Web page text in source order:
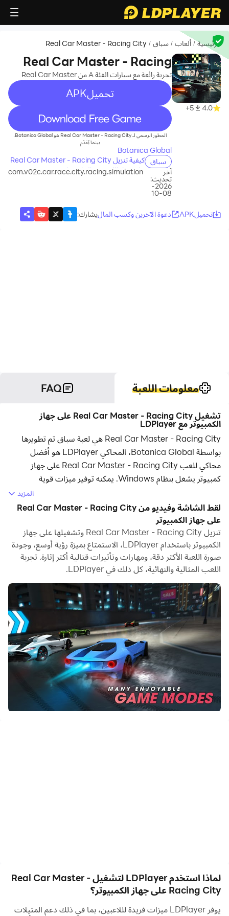
الرئيسية / ألعاب / سباق /
Real Car Master - Racing City
4.0
5+
Real Car Master - Racing
City
تجربة رائعة مع سيارات الفئة A من Real Car Master
تحميلAPK
recommend
المطور الرسمي لـ Real Car Master - Racing City هو Botanica Global،
بينما يُقدّم
Botanica Global
سباق
كيفية تنزيل Real Car Master - Racing City
على جهاز الكمبيوتر الخاص بك
آخر
تحديث:
2026-
08-10
com.v02c.car.race.city.racing.simulation
تحميلAPK دعوة الآخرين وكسب الماليشارك:
معلومات اللعبة FAQ
تشغيل Real Car Master - Racing City على جهاز
الكمبيوتر مع LDPlayer
Real Car Master - Racing City هي لعبة سباق تم تطويرها
بواسطة Botanica Global، المحاكي LDPlayer هو أفضل
محاكي للعب Real Car Master - Racing City على جهاز
كمبيوتر يشغل بنظام Windows. يمكنه توفير ميزات قوية
لمساعدتك في الحصول على تجربة ألعاب غامرة في لعبة Real Car
Master - Racing City.
الكمبيوتر الخاص بك، إذا كنت تريد استخدام لوحة الألعاب الخاصة
بك للتحكم في اللعبة، فإن اكتشاف لوحة الألعاب الذي يتم تنشيطه
تلقائيًا بواسطة LDPlayer يمكن أن يساعدك على تخصيص التحكم
ببضع نقرات بسيطة والاستمتاع بمشاهد السباق والتحديات الأكثر
غامرة وحقيقية.
بدعم من معدلات الإطارات العالية، ستصبح تصميمات المسارات
المتنوعة للعبة والتضاريس الغنية والتغيرات البيئية أكثر واقعية
ودقة.
وفي الوقت نفسه، تتيح لك وظيفة تسجيل الفيديو تسجيل جميع
المسابقات ومحتوى الألعاب المثيرة بسهولة، وهو أمر مناسب جدًا
Master - Racing City وتشغيلها على جهاز الكمبيوتر الخاص بك
مع المتسابقين الآخرين لتكون الأفضل في المدينة.
المزيد
لقط الشاشة وفيديو من Real Car Master - Racing City
على جهاز الكمبيوتر
تنزيل Real Car Master - Racing City وتشغيلها على جهاز
الكمبيوتر باستخدام LDPlayer، الاستمتاع بميزة رؤية أوسع، وجودة
صورة اللعبة الأكثر دقة، ومهارات وتأثيرات قتالية أكثر إثارة. تجربة
اللعب المثالية والنهائية، كل ذلك في LDPlayer.
لماذا استخدم LDPlayer لتشغيل Real Car Master -
Racing City على جهاز الكمبيوتر؟
يوفر LDPlayer ميزات فريدة لللاعبين، بما في ذلك دعم المثيلات